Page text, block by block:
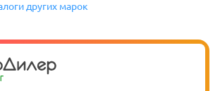
других марок